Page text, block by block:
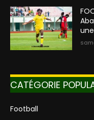
CATÉGORIE
Football